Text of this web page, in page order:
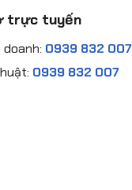
trực tuyến
doanh: 0939 832 007
0939 832 007